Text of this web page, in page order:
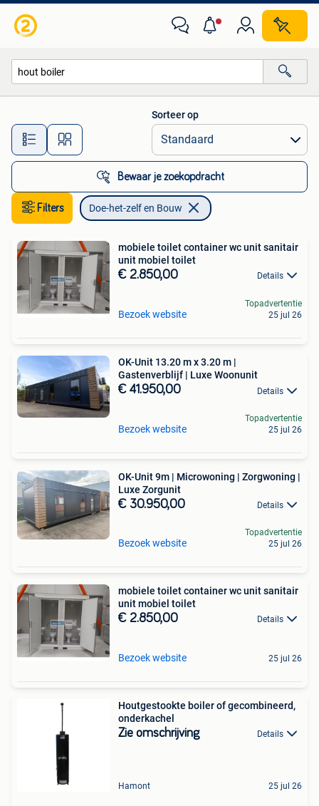
Alle afstanden…
Sorteer op
Bewaar je zoekopdracht
Filters Doe-het-zelf en Bouw
mobiele toilet container wc unit sanitair
unit mobiel toilet
€ 2.850,00 Details
Bezoek website
Topadvertentie
25 jul 26
OK-Unit 13.20 m x 3.20 m |
Gastenverblijf | Luxe Woonunit
€ 41.950,00 Details
Bezoek website
Topadvertentie
25 jul 26
OK-Unit 9m | Microwoning | Zorgwoning |
Luxe Zorgunit
€ 30.950,00 Details
Bezoek website
Topadvertentie
25 jul 26
mobiele toilet container wc unit sanitair
unit mobiel toilet
€ 2.850,00 Details
Bezoek website 25 jul 26
Houtgestookte boiler of gecombineerd,
onderkachel
Zie omschrijving Details
Hamont 25 jul 26